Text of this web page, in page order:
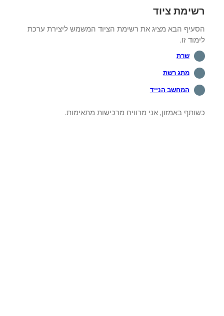
ציוד
הבא מציג את רשימת הציוד המשמש ליצירת ערכת
שרת
מתג רשת
המחשב הנייד
באמזון, אני מרוויח מרכישות מתאימות.